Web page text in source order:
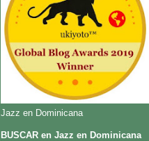
Jazz en Dominicana
BUSCAR en Jazz en Dominicana